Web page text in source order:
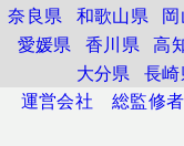
奈良県
和歌山県
愛媛県
香川県 高
大分県
長
運営会社
総監修